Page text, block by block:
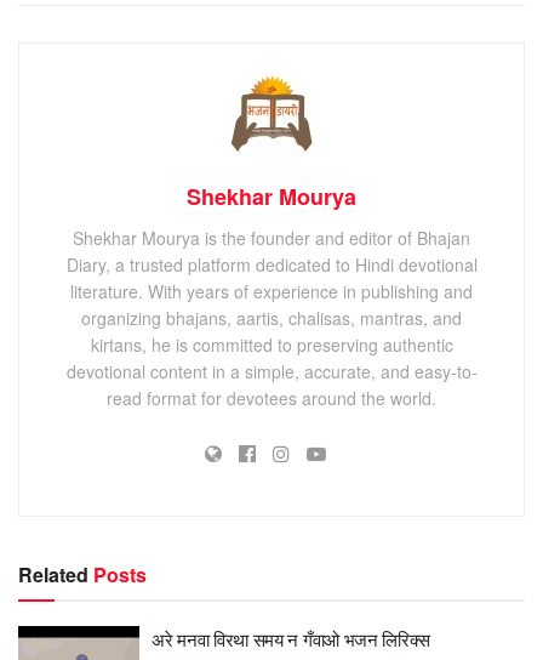
Shekhar Mourya
Shekhar Mourya is the founder and editor of Bhajan
Diary, a trusted platform dedicated to Hindi devotional
literature. With years of experience in publishing and
organizing bhajans, aartis, chalisas, mantras, and
kirtans, he is committed to preserving authentic
devotional content in a simple, accurate, and easy-to-
read format for devotees around the world.
Related Posts
अरे मनवा विरथा समय न गँवाओ भजन लिरिक्स